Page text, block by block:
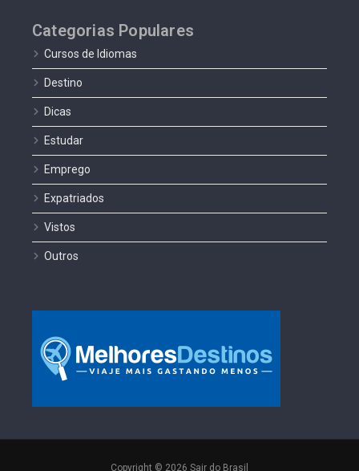
Categorias Populares
Cursos de Idiomas
Destino
Dicas
Estudar
Emprego
Expatriados
Vistos
Outros
Copyright © 2026 Sair do Brasil